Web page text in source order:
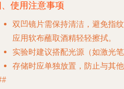
使用注意事项
双凹镜片需保持清洁，避免指
应用软布蘸取酒精轻轻擦拭。
实验时建议搭配光源（如激光
存储时应单独放置，防止与其